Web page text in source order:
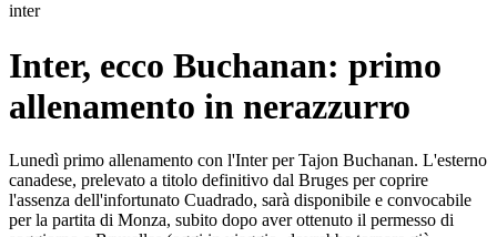
inter
Inter, ecco Buchanan: primo
allenamento in nerazzurro
Lunedì primo allenamento con l'Inter per Tajon Buchanan. L'esterno
canadese, prelevato a titolo definitivo dal Bruges per coprire
l'assenza dell'infortunato Cuadrado, sarà disponibile e convocabile
per la partita di Monza, subito dopo aver ottenuto il permesso di